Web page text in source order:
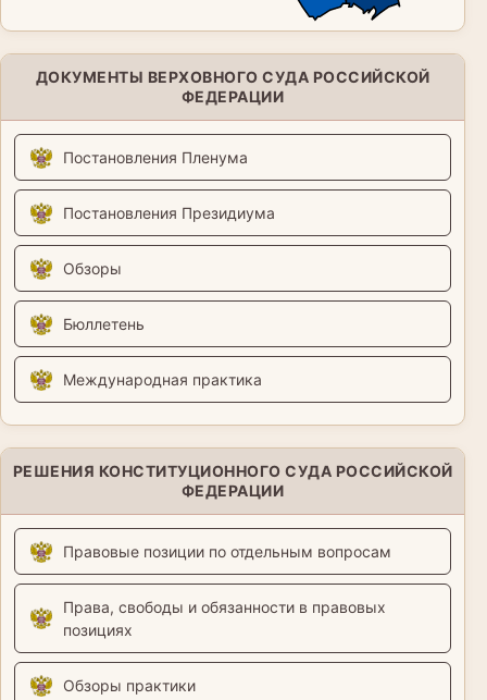
ДОКУМЕНТЫ ВЕРХОВНОГО СУДА РОССИЙСКОЙ
ФЕДЕРАЦИИ
Постановления Пленума
Постановления Президиума
Обзоры
Бюллетень
Международная практика
РЕШЕНИЯ КОНСТИТУЦИОННОГО СУДА РОССИЙСКОЙ
ФЕДЕРАЦИИ
Правовые позиции по отдельным вопросам
Права, свободы и обязанности в правовых
позициях
Обзоры практики